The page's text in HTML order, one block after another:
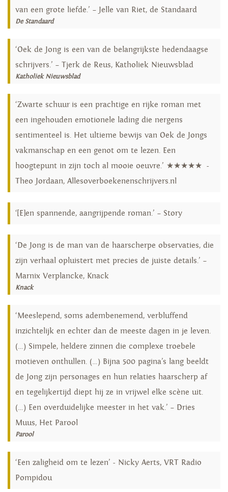
van een grote liefde.’ – Jelle van Riet, de Standaard
De Standaard
‘Oek de Jong is een van de belangrijkste hedendaagse
schrijvers.’ – Tjerk de Reus, Katholiek Nieuwsblad
Katholiek Nieuwsblad
‘Zwarte schuur is een prachtige en rijke roman met
een ingehouden emotionele lading die nergens
sentimenteel is. Het ultieme bewijs van Oek de Jongs
vakmanschap en een genot om te lezen. Een
hoogtepunt in zijn toch al mooie oeuvre.’ ★★★★★ -
Theo Jordaan, Allesoverboekenenschrijvers.nl
‘[E]en spannende, aangrijpende roman.’ – Story
‘De Jong is de man van de haarscherpe observaties, die
zijn verhaal opluistert met precies de juiste details.’ –
Marnix Verplancke, Knack
Knack
‘Meeslepend, soms adembenemend, verbluffend
inzichtelijk en echter dan de meeste dagen in je leven.
(…) Simpele, heldere zinnen die complexe troebele
motieven onthullen. (…) Bijna 500 pagina’s lang beeldt
de Jong zijn personages en hun relaties haarscherp af
en tegelijkertijd diept hij ze in vrijwel elke scène uit.
(…) Een overduidelijke meester in het vak.’ – Dries
Muus, Het Parool
Parool
‘Een zaligheid om te lezen’ - Nicky Aerts, VRT Radio
Pompidou